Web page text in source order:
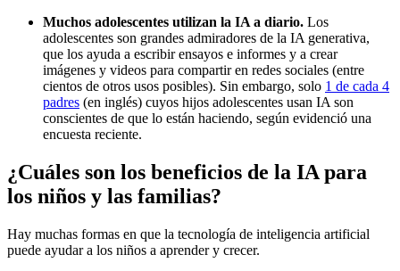
Muchos adolescentes utilizan la IA a diario. Los
adolescentes son grandes admiradores de la IA generativa,
que los ayuda a escribir ensayos e informes y a crear
imágenes y videos para compartir en redes sociales (entre
cientos de otros usos posibles). Sin embargo, solo 1 de cada 4
padres (en inglés) cuyos hijos adolescentes usan IA son
conscientes de que lo están haciendo, según evidenció una
encuesta reciente.
¿Cuáles son los beneficios de la IA para
los niños y las familias?
Hay muchas formas en que la tecnología de inteligencia artificial
puede ayudar a los niños a aprender y crecer.